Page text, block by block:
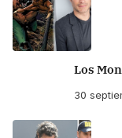
Los
30